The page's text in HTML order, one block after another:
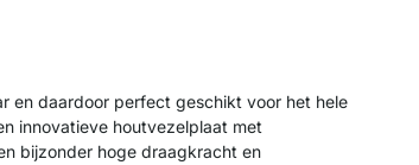
en daardoor perfect geschikt voor het hele
innovatieve houtvezelplaat met
bijzonder hoge draagkracht en